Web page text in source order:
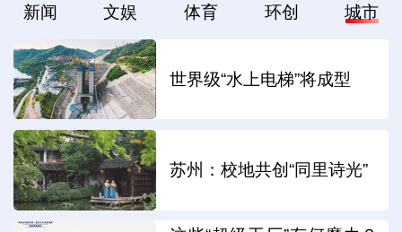
新闻 文娱 体育 环创 城市
世界级“水上电梯”将成型
苏州：校地共创“同里诗光”